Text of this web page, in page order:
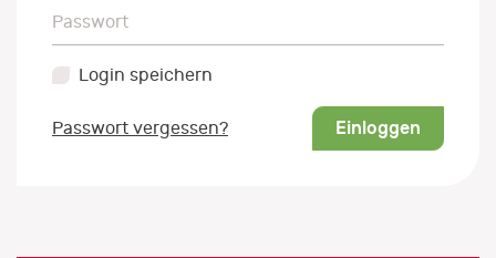
Passwort
Passwort
Login speichern
Passwort vergessen? Einloggen